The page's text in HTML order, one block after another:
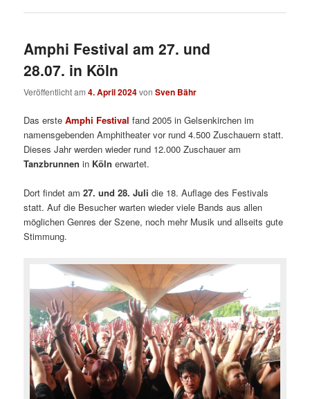
Amphi Festival am 27. und
28.07. in Köln
Veröffentlicht am4. April 2024vonSven Bähr
Das ersteAmphi Festival fand 2005 in Gelsenkirchen im
namensgebenden Amphitheater vor rund 4.500 Zuschauern statt.
Dieses Jahr werden wieder rund 12.000 Zuschauer am
Tanzbrunnen in Köln erwartet.
Dort findet am27. und 28. Juli die 18. Auflage des Festivals
statt. Auf die Besucher warten wieder viele Bands aus allen
möglichen Genres der Szene, noch mehr Musik und allseits gute
Stimmung.